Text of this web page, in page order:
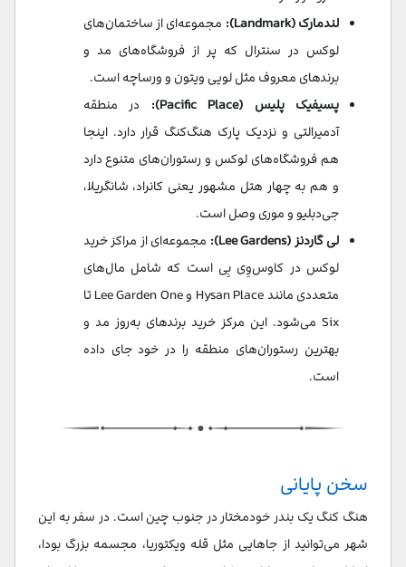
لندمارک (Landmark):
مجموعه‌ای از ساختمان‌های
لوکس در سنترال که پر از فروشگاه‌های مد و
برندهای معروف مثل لویی ویتون و ورساچه است.
پسیفیک پلیس (Pacific Place):
در منطقه
آدمیرالتی و نزدیک پارک هنگ‌کنگ قرار دارد. اینجا
هم فروشگاه‌های لوکس و رستوران‌های متنوع دارد
و هم به چهار هتل مشهور یعنی کانراد، شانگریلا،
جی‌دبلیو و موری وصل است.
لی گاردنز (Lee Gardens):
مجموعه‌ای از مراکز خرید
لوکس در کاوس‌وِی بِی است که شامل مال‌های
متعددی مانند Hysan Place و Lee Garden One تا
Six می‌شود. این مرکز خرید برندهای به‌روز مد و
بهترین رستوران‌های منطقه را در خود جای داده
است.
سخن پایانی
هنگ کنگ یک بندر خودمختار در جنوب چین است. در سفر به این
شهر می‌توانید از جاهایی مثل قله ویکتوریا، مجسمه بزرگ بودا،